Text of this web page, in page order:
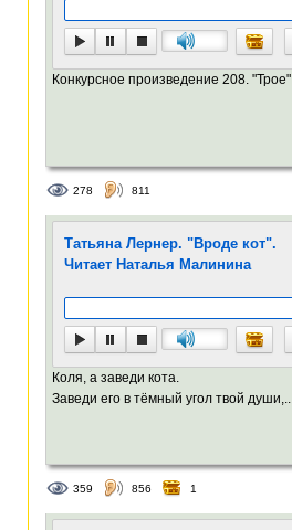
Конкурсное произведение 208. "Трое"
278 811
Татьяна Лернер. "Вроде кот".
Читает Наталья Малинина
Коля, а заведи кота.
Заведи его в тёмный угол твой души,...
359 856 1